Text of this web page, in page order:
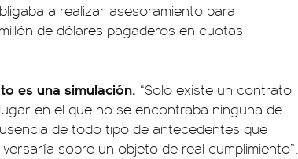
a realizar asesoramiento para
de dólares pagaderos en cuotas
es una simulación. “Solo existe un contrato
en el que no se encontraba ninguna de
de todo tipo de antecedentes que
sobre un objeto de real cumplimiento”.